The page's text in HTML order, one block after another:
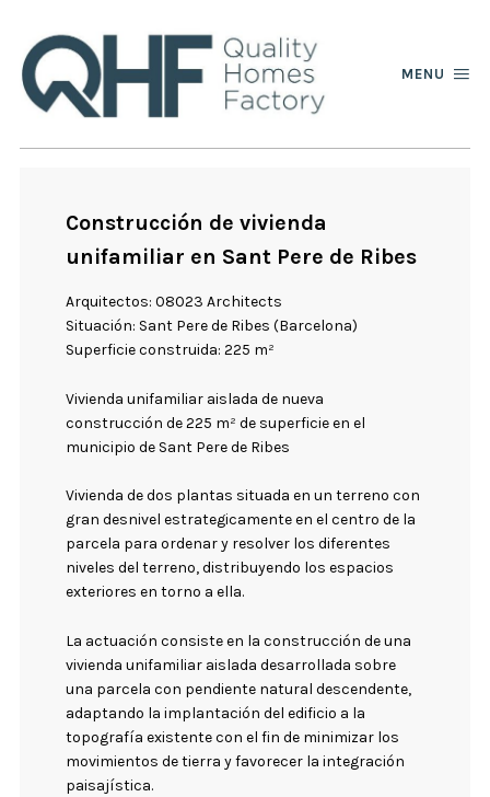
MENU
Construcción de vivienda
unifamiliar en Sant Pere de Ribes
Arquitectos: 08023 Architects
Situación: Sant Pere de Ribes (Barcelona)
Superficie construida: 225 m²
Vivienda unifamiliar aislada de nueva
construcción de 225 m² de superficie en el
municipio de Sant Pere de Ribes
Vivienda de dos plantas situada en un terreno con
gran desnivel estrategicamente en el centro de la
parcela para ordenar y resolver los diferentes
niveles del terreno, distribuyendo los espacios
exteriores en torno a ella.
La actuación consiste en la construcción de una
vivienda unifamiliar aislada desarrollada sobre
una parcela con pendiente natural descendente,
adaptando la implantación del edificio a la
topografía existente con el fin de minimizar los
movimientos de tierra y favorecer la integración
paisajística.